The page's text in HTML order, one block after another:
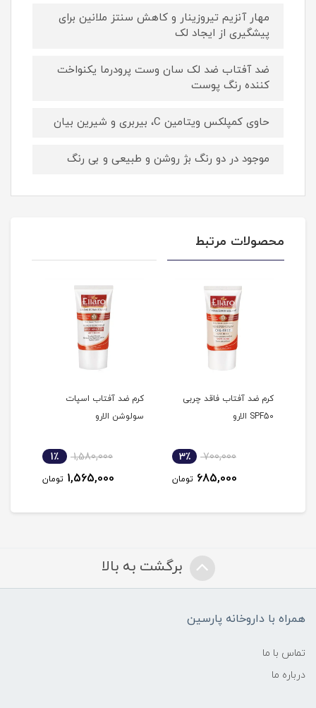
مهار آنزیم تیروزینار و کاهش سنتز ملانین برای
پیشگیری از ایجاد لک
ضد آفتاب ضد لک سان وست پرودرما یکنواخت
کننده رنگ پوست
حاوی کمپلکس ویتامین C، بیربری و شیرین بیان
موجود در دو رنگ بژ روشن و طبیعی و بی رنگ
محصولات مرتبط
کرم ضد آفتاب فاقد چربی
SPF50 الارو
700,000 3٪
685,000 تومان
کرم ضد آفتاب اسپات
سولوشن الارو
1,580,000 1٪
1,565,000 تومان
برگشت به بالا
همراه با داروخانه پارسین
تماس با ما
درباره ما